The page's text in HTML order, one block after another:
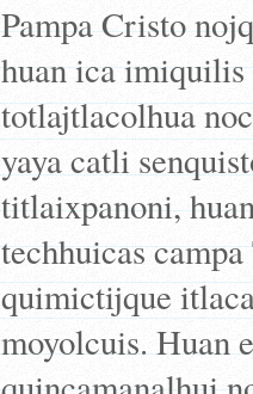
Pampa Cristo
huan ica
totlajtlacolhua
yaya catli
titlaixpanoni,
techhuicas
quimictijque
moyolcuis. Huan